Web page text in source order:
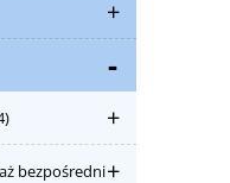
bezpośredni